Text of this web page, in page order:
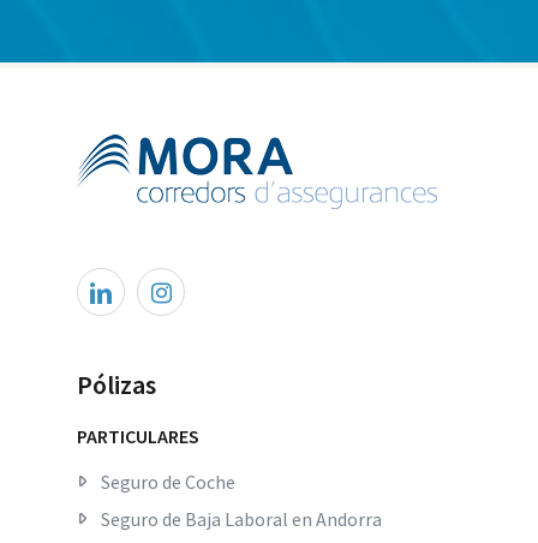
Pólizas
PARTICULARES
Seguro de Coche
Seguro de Baja Laboral en Andorra